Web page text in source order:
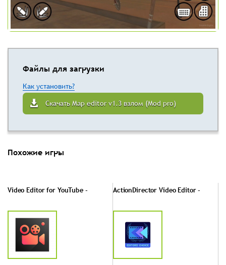
Файлы для загрузки
Как установить?
Скачать Map editor v1.3 взлом (Mod pro)
Похожие игры
Video Editor for YouTube - ActionDirector Video Editor -